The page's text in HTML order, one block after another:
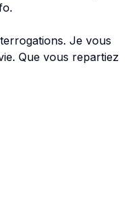
Je vous
Que vous repartiez